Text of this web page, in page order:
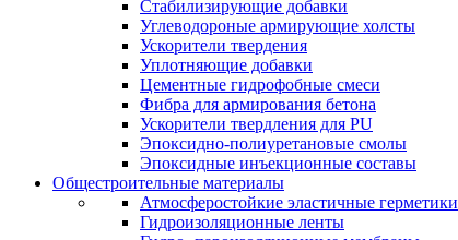
Стабилизирующие добавки
Углеводороные армирующие холсты
Ускорители твердения
Уплотняющие добавки
Цементные гидрофобные смеси
Фибра для армирования бетона
Ускорители твердления для PU
Эпоксидно-полиуретановые смолы
Эпоксидные инъекционные составы
Общестроительные материалы
Атмосферостойкие эластичные герметики
Гидроизоляционные ленты